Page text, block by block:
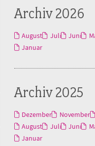
Archiv 2026
August Juli Juni
Januar
Archiv 2025
Dezember November
August
Juli Juni
Januar